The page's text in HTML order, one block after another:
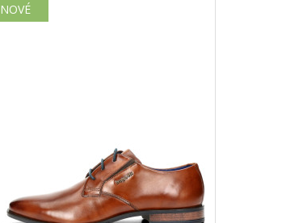
NOVÉ